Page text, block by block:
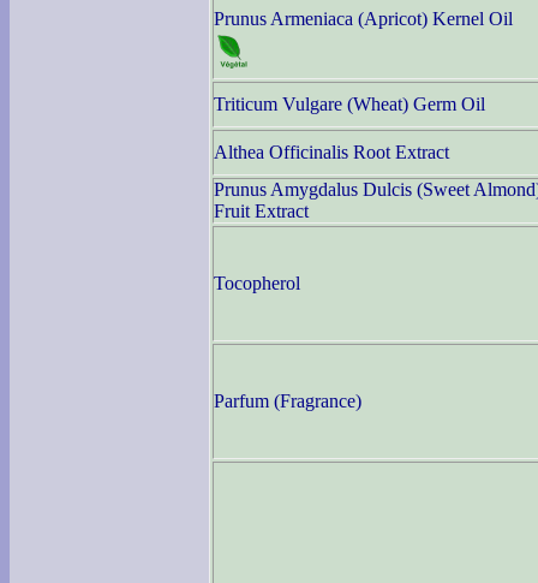
Prunus Armeniaca (Apricot) Kernel Oil
Triticum Vulgare (Wheat) Germ Oil
Althea Officinalis Root Extract
Prunus Amygdalus Dulcis (Sweet
Fruit Extract
Tocopherol
Parfum (Fragrance)